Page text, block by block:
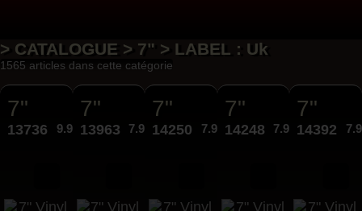
> CATALOGUE > 7" > LABEL : Uk
1565 articles dans cette catégorie
7"
13736 9.95€
7"
13963 7.95€
7"
14250 7.95€
7"
14248 7.95€
7"
14392